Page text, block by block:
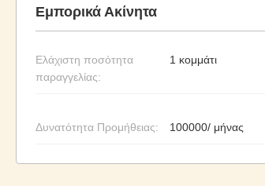
Εμπορικά Ακίνητα
Ελάχιστη ποσότητα
παραγγελίας:
1 κομμάτι
Δυνατότητα Προμήθειας: 100000/ μήνας